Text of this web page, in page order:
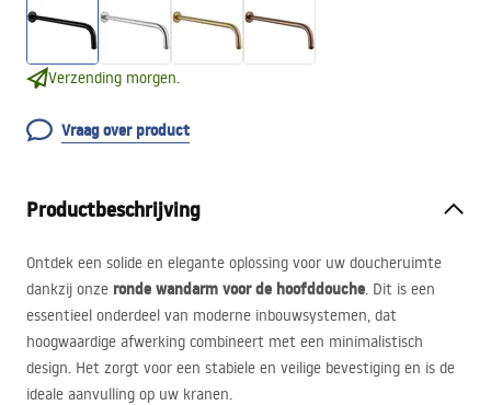
Verzending morgen.
Vraag over product
Productbeschrijving
Ontdek een solide en elegante oplossing voor uw doucheruimte
dankzij onze ronde wandarm voor de hoofddouche. Dit is een
essentieel onderdeel van moderne inbouwsystemen, dat
hoogwaardige afwerking combineert met een minimalistisch
design. Het zorgt voor een stabiele en veilige bevestiging en is de
ideale aanvulling op uw kranen.